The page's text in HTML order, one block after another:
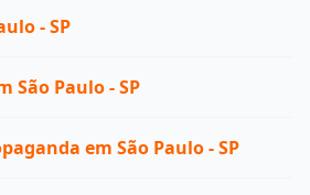
- SP
São Paulo - SP
em São Paulo - SP